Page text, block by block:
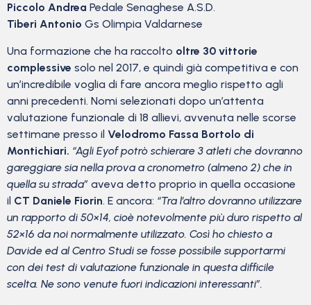
Piccolo Andrea Pedale Senaghese A.S.D.
Tiberi Antonio Gs Olimpia Valdarnese
Una formazione che ha raccolto oltre 30 vittorie
complessive solo nel 2017, e quindi già competitiva e con
un’incredibile voglia di fare ancora meglio rispetto agli
anni precedenti. Nomi selezionati dopo un’attenta
valutazione funzionale di 18 allievi, avvenuta nelle scorse
settimane presso il Velodromo Fassa Bortolo di
Montichiari. “Agli Eyof potrò schierare 3 atleti che dovranno
gareggiare sia nella prova a cronometro (almeno 2) che in
quella su strada” aveva detto proprio in quella occasione
il CT Daniele Fiorin. E ancora: “Tra l’altro dovranno utilizzare
un rapporto di 50×14, cioè notevolmente più duro rispetto al
52×16 da noi normalmente utilizzato. Così ho chiesto a
Davide ed al Centro Studi se fosse possibile supportarmi
con dei test di valutazione funzionale in questa difficile
scelta. Ne sono venute fuori indicazioni interessanti”.